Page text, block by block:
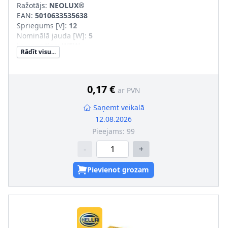
Ražotājs: NEOLUX®
EAN: 5010633535638
Spriegums [V]: 12
Nominālā jauda [W]: 5
Lampas tips:
Kvēlspuldzes cokola konstrukcija
Rādīt visu...
0,17 € ar PVN
Saņemt veikalā
12.08.2026
Pieejams: 99
- +
Pievienot grozam